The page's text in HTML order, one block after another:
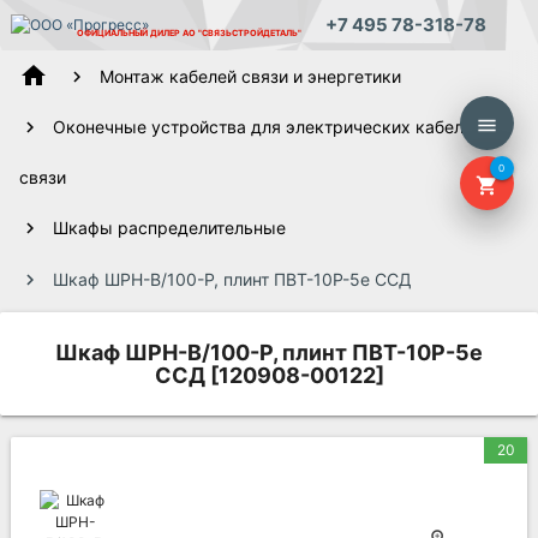
ОФИЦИАЛЬНЫЙ ДИЛЕР АО "СВЯЗЬСТРОЙДЕТАЛЬ" +7 495 78-318-78
menu
shopping_cart
0
home Монтаж кабелей связи и энергетики
Оконечные устройства для электрических кабелей
связи
Шкафы распределительные
Шкаф ШРН-В/100-Р, плинт ПВТ-10Р-5е ССД
Шкаф ШРН-В/100-Р, плинт ПВТ-10Р-5е
ССД [120908-00122]
20